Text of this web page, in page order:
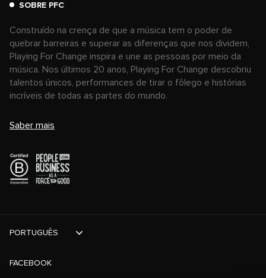
SOBRE PFC
Construído na crença de que a música tem o poder de
quebrar barreiras e superar as diferenças que nos dividem,
Playing For Change inspira e une as pessoas por meio da
música. Nos últimos 20 anos, Playing For Change descobriu
talentos únicos, performances de tirar o fôlego e histórias
incríveis de todas as partes do mundo.
Saber mais
FACEBOOK
PORTUGUÊS